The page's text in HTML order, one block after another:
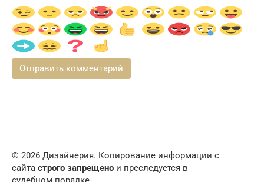
© 2026 Дизайнерия. Копирование информации с
сайта строго запрещено и преследуется в